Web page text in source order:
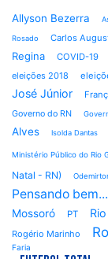
Allyson Bezerra
Rosado Carlos
Regina
COVID-19
eleições 2018
José Júnior
Governo do RN
Alves
Isolda Dantas
Ministério Público do Rio
Natal - RN)
Pensando bem...
Mossoró
PT
Rogério Marinho
Faria